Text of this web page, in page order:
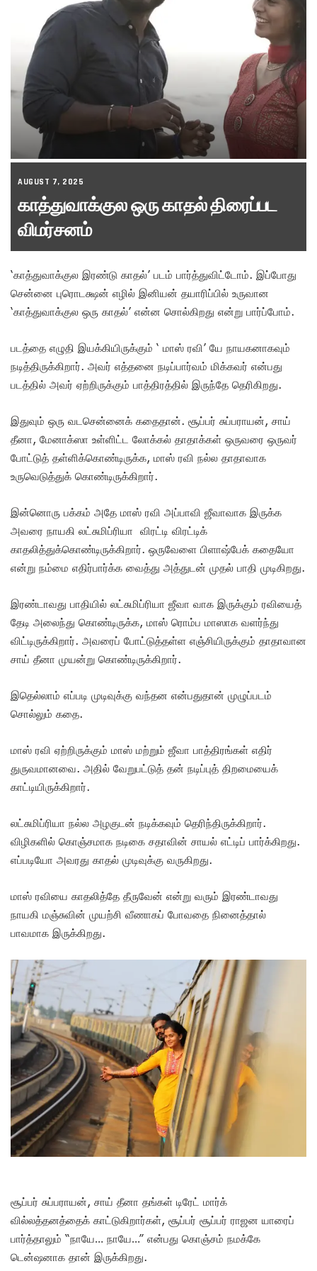
AUGUST 7, 2025
காத்துவாக்குல ஒரு காதல் திரைப்பட
விமர்சனம்
‘காத்துவாக்குல இரண்டு காதல்’ படம் பார்த்துவிட்டோம். இப்போது
சென்னை புரொடக்ஷன் எழில் இனியன் தயாரிப்பில் உருவான
‘காத்துவாக்குல ஒரு காதல்’ என்ன சொல்கிறது என்று பார்ப்போம்.
படத்தை எழுதி இயக்கியிருக்கும் ‘ மாஸ் ரவி’ யே நாயகனாகவும்
நடித்திருக்கிறார். அவர் எத்தனை நடிப்பார்வம் மிக்கவர் என்பது
படத்தில் அவர் ஏற்றிருக்கும் பாத்திரத்தில் இருந்தே தெரிகிறது.
இதுவும் ஒரு வடசென்னைக் கதைதான். சூப்பர் சுப்பராயன், சாய்
தீனா, மேனாக்ஸா உள்ளிட்ட லோக்கல் தாதாக்கள் ஒருவரை ஒருவர்
போட்டுத் தள்ளிக்கொண்டிருக்க, மாஸ் ரவி நல்ல தாதாவாக
உருவெடுத்துக் கொண்டிருக்கிறார்.
இன்னொரு பக்கம் அதே மாஸ் ரவி அப்பாவி ஜீவாவாக இருக்க
அவரை நாயகி லட்சுமிப்ரியா விரட்டி விரட்டிக்
காதலித்துக்கொண்டிருக்கிறார். ஒருவேளை பிளாஷ்பேக் கதையோ
என்று நம்மை எதிர்பார்க்க வைத்து அத்துடன் முதல் பாதி முடிகிறது.
இரண்டாவது பாதியில் லட்சுமிப்ரியா ஜீவா வாக இருக்கும் ரவியைத்
தேடி அலைந்து கொண்டிருக்க, மாஸ் ரொம்ப மாஸாக வளர்ந்து
விட்டிருக்கிறார். அவரைப் போட்டுத்தள்ள எஞ்சியிருக்கும் தாதாவான
சாய் தீனா முயன்று கொண்டிருக்கிறார்.
இதெல்லாம் எப்படி முடிவுக்கு வந்தன என்பதுதான் முழுப்படம்
சொல்லும் கதை.
மாஸ் ரவி ஏற்றிருக்கும் மாஸ் மற்றும் ஜீவா பாத்திரங்கள் எதிர்
துருவமானவை. அதில் வேறுபட்டுத் தன் நடிப்புத் திறமையைக்
காட்டியிருக்கிறார்.
லட்சுமிப்ரியா நல்ல அழகுடன் நடிக்கவும் தெரிந்திருக்கிறார்.
விழிகளில் கொஞ்சமாக நடிகை சதாவின் சாயல் எட்டிப் பார்க்கிறது.
எப்படியோ அவரது காதல் முடிவுக்கு வருகிறது.
மாஸ் ரவியை காதலித்தே தீருவேன் என்று வரும் இரண்டாவது
நாயகி மஞ்சுவின் முயற்சி வீணாகப் போவதை நினைத்தால்
பாவமாக இருக்கிறது.
சூப்பர் சுப்பராயன், சாய் தீனா தங்கள் டிரேட் மார்க்
வில்லத்தனத்தைக் காட்டுகிறார்கள், சூப்பர் சூப்பர் ராஜன யாரைப்
பார்த்தாலும் “நாயே… நாயே…” என்பது கொஞ்சம் நமக்கே
டென்ஷனாக தான் இருக்கிறது.